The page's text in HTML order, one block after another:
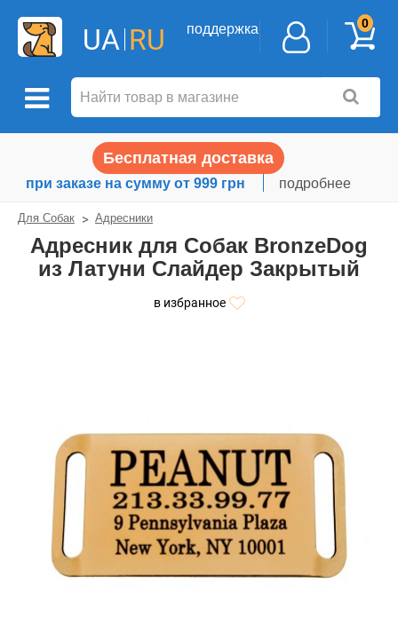
UA RU поддержка 0
Бесплатная доставка
при заказе на сумму от 999 грн подробнее
Для Собак Адресники
Адресник для Собак BronzeDog
из Латуни Слайдер Закрытый
в избранное